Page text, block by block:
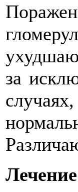
за